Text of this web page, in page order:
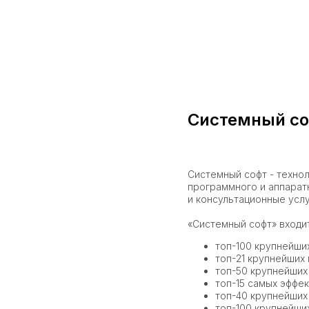
Системный
Системный софт -
программного и
и консультационные
«Системный софт»
топ-100
топ-21
топ-50
топ-15 самых
топ-40